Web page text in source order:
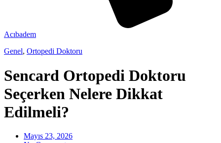
Acıbadem
Genel, Ortopedi Doktoru
Sencard Ortopedi Doktoru
Seçerken Nelere Dikkat
Edilmeli?
Mayıs 23, 2026